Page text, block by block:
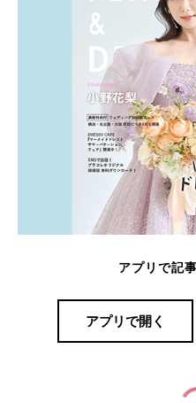
アプリで記
アプリで開く